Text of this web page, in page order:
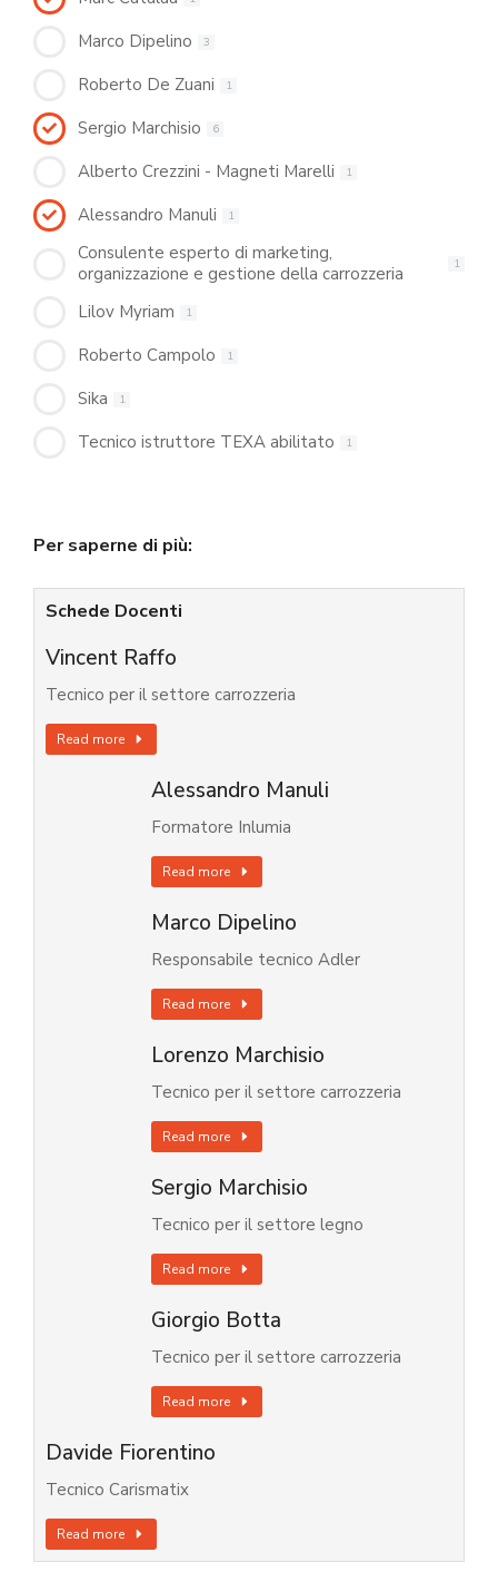
Marco Dipelino 3
Roberto De Zuani 1
Sergio Marchisio 6
Alberto Crezzini - Magneti Marelli 1
Alessandro Manuli 1
Consulente esperto di marketing,
organizzazione e gestione della carrozzeria
1
Lilov Myriam 1
Roberto Campolo 1
Sika 1
Tecnico istruttore TEXA abilitato 1
Per saperne di più:
Schede Docenti
Vincent Raffo
Tecnico per il settore carrozzeria
Read more
Alessandro Manuli
Formatore Inlumia
Read more
Marco Dipelino
Responsabile tecnico Adler
Read more
Lorenzo Marchisio
Tecnico per il settore carrozzeria
Read more
Sergio Marchisio
Tecnico per il settore legno
Read more
Giorgio Botta
Tecnico per il settore carrozzeria
Read more
Davide Fiorentino
Tecnico Carismatix
Read more